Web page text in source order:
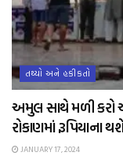
તથ્યો અને હકીકતો
અમુલ સાથે મળી કરો
રોકાણમાં
JANUARY 17, 2024